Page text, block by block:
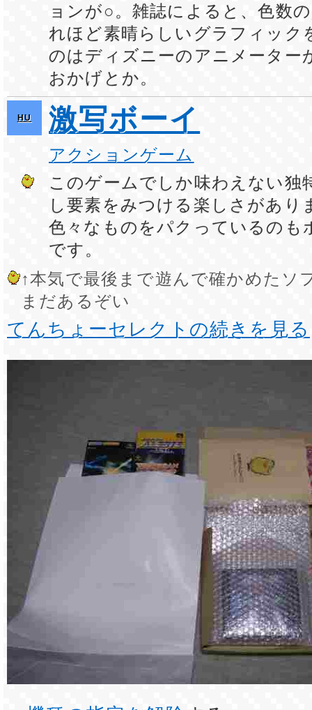
ョンが○。雑誌によると、色数
れほど素晴らしいグラフィック
のはディズニーのアニメーター
おかげとか。
HU 激写ボーイ
アクションゲーム
このゲームでしか味わえない独
し要素をみつける楽しさがあり
色々なものをパクっているのも
です。
↑本気で最後まで遊んで確かめたソ
まだあるぞい
てんちょーセレクトの続きを見る